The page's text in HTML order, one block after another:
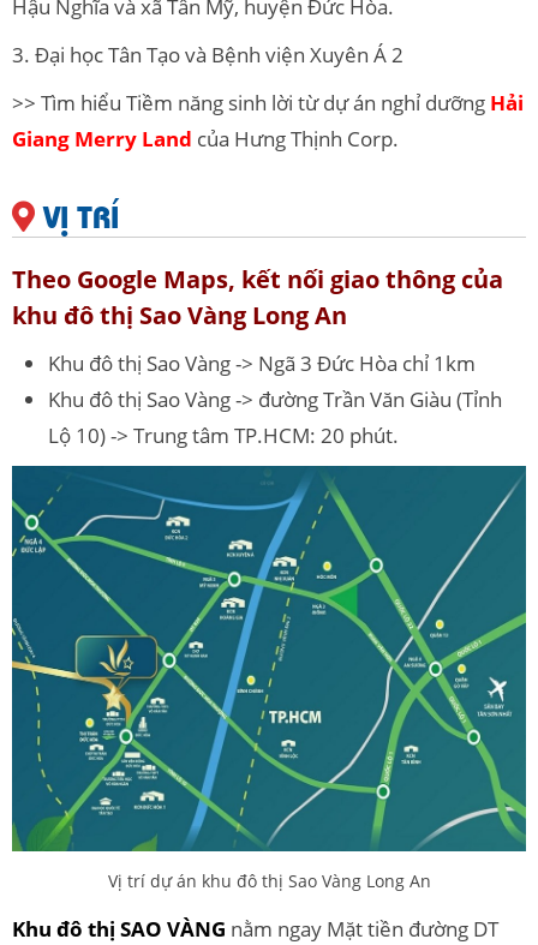
Hậu Nghĩa và xã Tân Mỹ, huyện Đức Hòa.
3. Đại học Tân Tạo và Bệnh viện Xuyên Á 2
>> Tìm hiểu Tiềm năng sinh lời từ dự án nghỉ dưỡng Hải
Giang Merry Land của Hưng Thịnh Corp.
VỊ TRÍ
Theo Google Maps, kết nối giao thông của
khu đô thị Sao Vàng Long An
Khu đô thị Sao Vàng -> Ngã 3 Đức Hòa chỉ 1km
Khu đô thị Sao Vàng -> đường Trần Văn Giàu (Tỉnh
Lộ 10) -> Trung tâm TP.HCM: 20 phút.
Vị trí dự án khu đô thị Sao Vàng Long An
Khu đô thị SAO VÀNG nằm ngay Mặt tiền đường DT